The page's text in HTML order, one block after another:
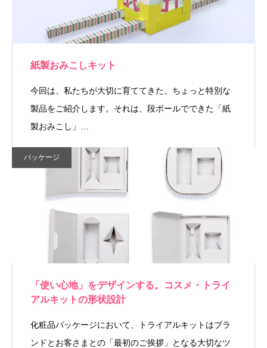
紙製おみこしキット
今回は、私たちが大切に育ててきた、ちょっと特別な
製品をご紹介します。それは、段ボールでできた「紙
製おみこし」…
パッケージ
「使い心地」をデザインする。コスメ・トライ
アルキットの形状設計
化粧品パッケージにおいて、トライアルキットはブラ
ンドとお客さまとの「最初のご挨拶」となる大切なツ